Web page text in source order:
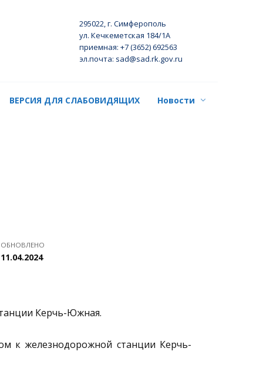
295022, г. Симферополь
ул. Кечкеметская 184/1А
приемная: +7 (3652) 692563
эл.почта: sad@sad.rk.gov.ru
ВЕРСИЯ ДЛЯ СЛАБОВИДЯЩИХ Новости
ОБНОВЛЕНО
11.04.2024
Керчь-Южная.
к железнодорожной станции Керчь-